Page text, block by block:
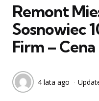
Remont
Sosnowiec
Firm – Cena
4 lata ago